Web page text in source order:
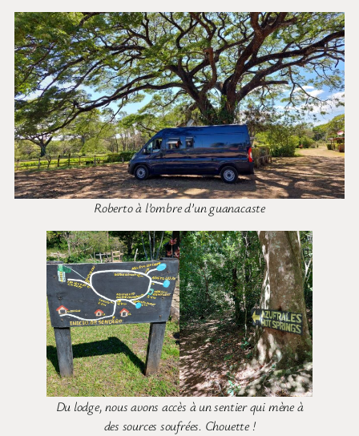
Roberto à l’ombre d’un guanacaste
Du lodge, nous avons accès à un sentier qui mène à
des sources soufrées. Chouette !